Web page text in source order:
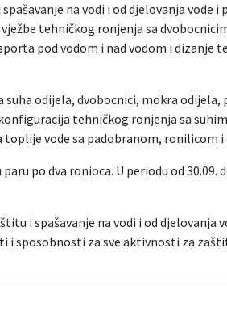
na vodi i od djelovanja vode
tehničkog ronjenja sa
pod vodom i nad vodom i dizanje
suha odijela, dvobocnici, mokra
tehničkog ronjenja sa
vode sa padobranom, ronilicom i
po dva ronioca. U periodu od 30.09.
i spašavanje na vodi i od djelovanja
i sposobnosti za sve aktivnosti za